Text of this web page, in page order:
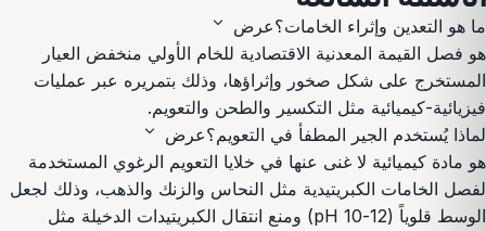
ما هو التعدين وإثراء الخامات؟عرض expand_more
هو فصل القيمة المعدنية الاقتصادية للخام الأولي منخفض العيار
المستخرج على شكل صخور وإثراؤها، وذلك بتمريره عبر عمليات
فيزيائية-كيميائية مثل التكسير والطحن والتعويم.
لماذا يُستخدم الجير المطفأ في التعويم؟عرض expand_more
هو مادة كيميائية لا غنى عنها في خلايا التعويم الرغوي المستخدمة
لفصل الخامات الكبريتيدية مثل النحاس والزنك والذهب، وذلك لجعل
الوسط قلوياً (pH 10-12) ومنع انتقال الكبريتيدات الدخيلة مثل